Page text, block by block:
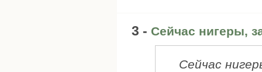
3 - Сейчас нигеры,
Сейчас